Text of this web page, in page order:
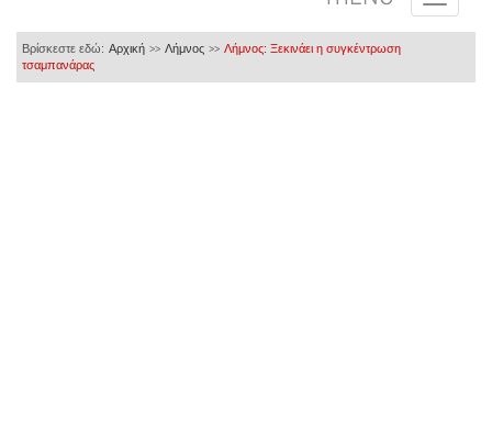
Βρίσκεστε εδώ: Αρχική >> Λήμνος >> Λήμνος: Ξεκινάει η συγκέντρωση
τσαμπανάρας